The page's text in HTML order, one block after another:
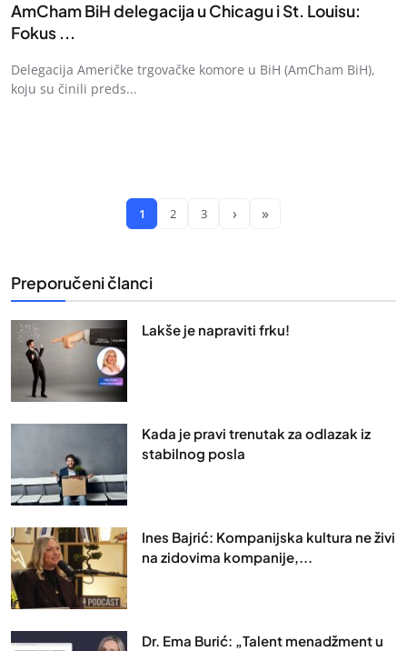
AmCham BiH delegacija u Chicagu i St. Louisu:
Fokus ...
Delegacija Američke trgovačke komore u BiH (AmCham BiH),
koju su činili preds...
1 2 3 › »
Preporučeni članci
Lakše je napraviti frku!
Kada je pravi trenutak za odlazak iz
stabilnog posla
Ines Bajrić: Kompanijska kultura ne živi
na zidovima kompanije,...
Dr. Ema Burić: „Talent menadžment u